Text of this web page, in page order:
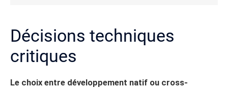
Décisions techniques
critiques
Le choix entre développement natif ou cross-